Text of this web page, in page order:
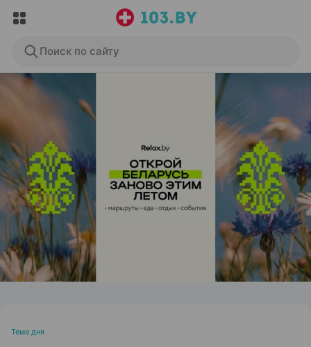
Поиск по сайту
ЭФФЕКТИВНАЯ РЕКЛАМА НА САЙТЕ
Тема дня